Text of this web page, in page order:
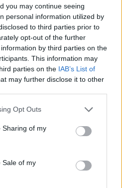
you may continue seeing
personal information utilized by
to third parties prior to
opt-out of the further
by third parties on the
This information may
parties on the IAB’s List of
may further disclose it to other
Opt Outs
Sharing of my
Sale of my